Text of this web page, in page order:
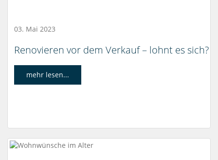
03. Mai 2023
Renovieren vor dem Verkauf – lohnt es sich?
mehr lesen...